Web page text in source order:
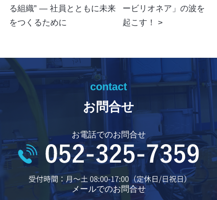
る組織” ― 社員とともに未来
をつくるために
ービリオネア」の波を
起こす！
contact
お問合せ
お電話でのお問合せ
メールでのお問合せ